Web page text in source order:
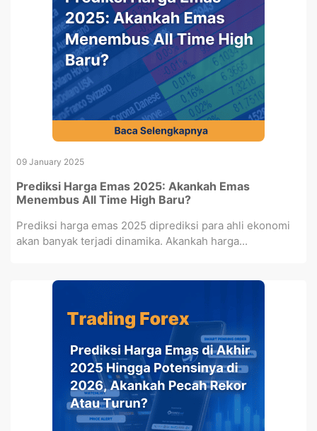
09 January 2025
Prediksi Harga Emas 2025: Akankah Emas
Menembus All Time High Baru?
Prediksi harga emas 2025 diprediksi para ahli ekonomi
akan banyak terjadi dinamika. Akankah harga...